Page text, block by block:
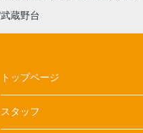
武蔵野台
トップページ
スタッフ